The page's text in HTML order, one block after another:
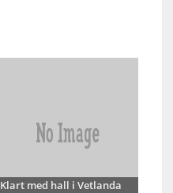
Klart med hall i Vetlanda